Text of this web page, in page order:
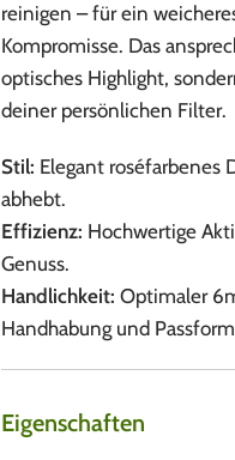
reinigen – für ein
Kompromisse. Das
optisches Highlight,
deiner persönlichen Filter.
Stil: Elegant roséfarbenes
abhebt.
Effizienz: Hochwertige
Genuss.
Handlichkeit: Optimaler
Handhabung und
Eigenschaften